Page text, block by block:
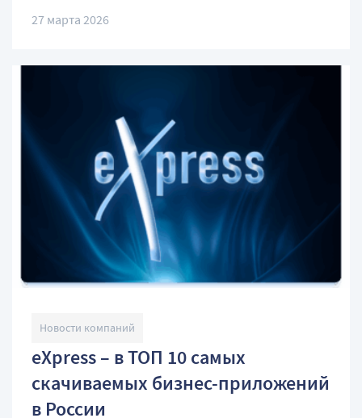
27 марта 2026
Новости компаний
eXpress – в ТОП 10 самых
скачиваемых бизнес-приложений
в России